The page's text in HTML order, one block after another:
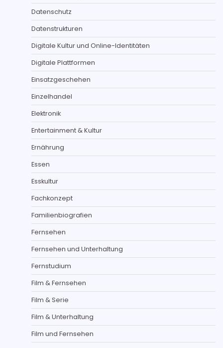
Datenschutz
Datenstrukturen
Digitale Kultur und Online-Identitäten
Digitale Plattformen
Einsatzgeschehen
Einzelhandel
Elektronik
Entertainment & Kultur
Ernährung
Essen
Esskultur
Fachkonzept
Familienbiografien
Fernsehen
Fernsehen und Unterhaltung
Fernstudium
Film & Fernsehen
Film & Serie
Film & Unterhaltung
Film und Fernsehen